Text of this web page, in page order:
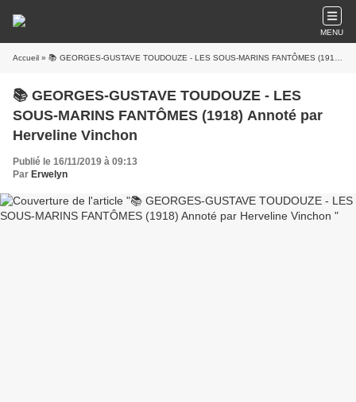
MENU
Accueil » 📚 GEORGES-GUSTAVE TOUDOUZE - LES SOUS-MARINS FANTÔMES (1918) Annoté par Herveline Vinchon
📚 GEORGES-GUSTAVE TOUDOUZE - LES
SOUS-MARINS FANTÔMES (1918) Annoté par
Herveline Vinchon
Publié le 16/11/2019 à 09:13
Par Erwelyn